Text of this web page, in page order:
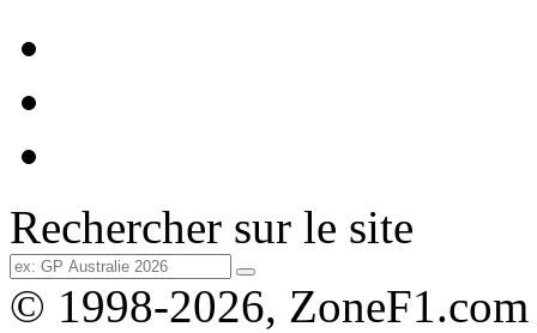
Rechercher sur le site
© 1998-2026, ZoneF1.com